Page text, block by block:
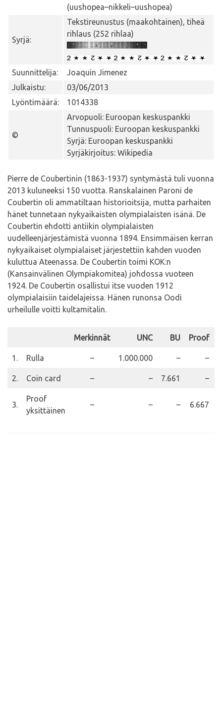
(uushopea–nikkeli–uushopea)
Syrjä:
Tekstireunustus (maakohtainen), tiheä
rihlaus (252 rihlaa)
Suunnittelija:
Joaquin Jimenez
Julkaistu:
03/06/2013
Lyöntimäärä:
1014338
©
Arvopuoli: Euroopan keskuspankki
Tunnuspuoli: Euroopan keskuspankki
Syrjä: Euroopan keskuspankki
Syrjäkirjoitus: Wikipedia
Pierre de Coubertinin (1863-1937) syntymästä tuli vuonna
2013 kuluneeksi 150 vuotta. Ranskalainen Paroni de
Coubertin oli ammatiltaan historioitsija, mutta parhaiten
hänet tunnetaan nykyaikaisten olympialaisten isänä. De
Coubertin ehdotti antiikin olympialaisten
uudelleenjärjestämistä vuonna 1894. Ensimmäisen kerran
nykyaikaiset olympialaiset järjestettiin kahden vuoden
kuluttua Ateenassa. De Coubertin toimi KOK:n
(Kansainvälinen Olympiakomitea) johdossa vuoteen
1924. De Coubertin osallistui itse vuoden 1912
olympialaisiin taidelajeissa. Hänen runonsa Oodi
urheilulle voitti kultamitalin.
Merkinnät UNC BU Proof
1. Rulla – 1.000.000 – –
2. Coin card – – 7.661 –
3.
Proof
yksittäinen
– – – 6.667